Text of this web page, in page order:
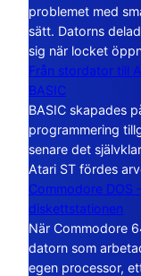
problemet med
sätt. Datorns
sig när locket
Från stordator till
BASIC
BASIC skapades
programmering
senare det
Atari ST fördes
Commodore DOS
diskettstationen
När Commodore
datorn som
egen processor,